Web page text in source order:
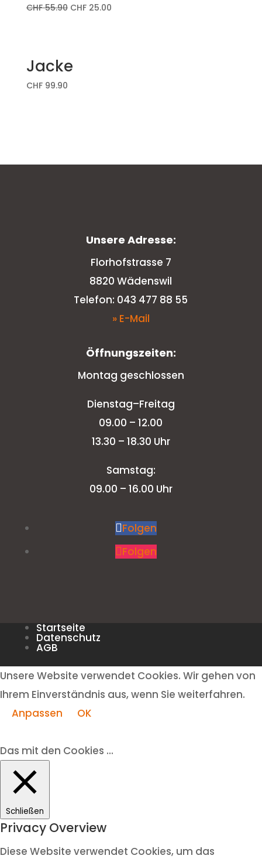
CHF55.90 CHF25.00
Jacke
CHF99.90
Unsere Adresse:
Florhofstrasse 7
8820 Wädenswil
Telefon: 043 477 88 55
» E-Mail
Öffnungszeiten:
Montag geschlossen
Dienstag–Freitag
09.00 – 12.00
13.30 – 18.30 Uhr
Samstag:
09.00 – 16.00 Uhr
Folgen
Folgen
Startseite
Datenschutz
AGB
Unsere Website verwendet Cookies. Wir gehen von
Ihrem Einverständnis aus, wenn Sie weiterfahren.
Anpassen
OK
Das mit den Cookies ...
Schließen
Privacy Overview
Diese Website verwendet Cookies, um das